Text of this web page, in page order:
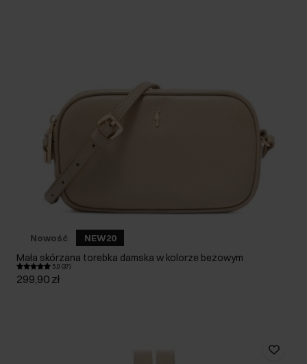
Nowość NEW20
Mała skórzana torebka damska w kolorze beżowym
5.0 (37)
299,90 zł